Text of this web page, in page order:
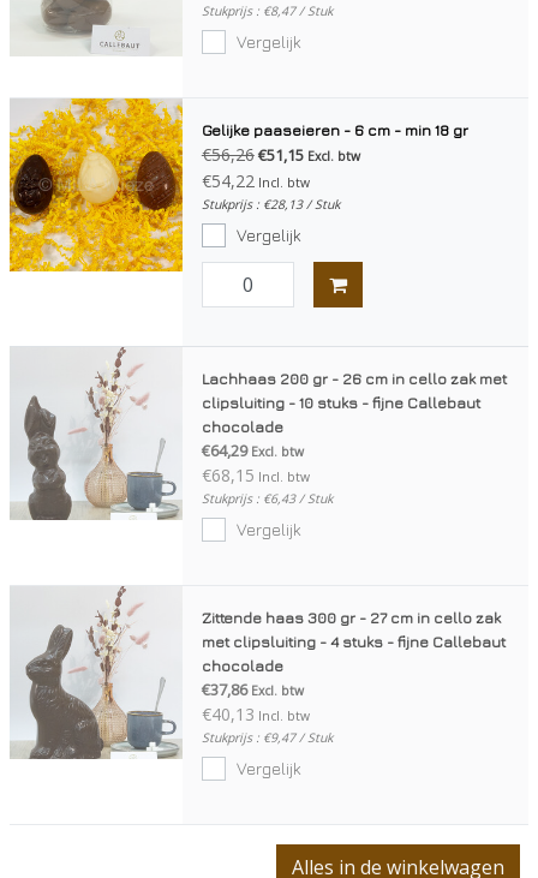
Stukprijs : €8,47 / Stuk
Vergelijk
Gelijke paaseieren - 6 cm - min 18 gr
€56,26€51,15 Excl. btw
€54,22 Incl. btw
Stukprijs : €28,13 / Stuk
Vergelijk
Lachhaas 200 gr - 26 cm in cello zak met
clipsluiting - 10 stuks - fijne Callebaut
chocolade
€64,29 Excl. btw
€68,15 Incl. btw
Stukprijs : €6,43 / Stuk
Vergelijk
Zittende haas 300 gr - 27 cm in cello zak
met clipsluiting - 4 stuks - fijne Callebaut
chocolade
€37,86 Excl. btw
€40,13 Incl. btw
Stukprijs : €9,47 / Stuk
Vergelijk
Alles in de winkelwagen